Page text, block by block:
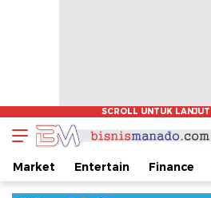
www.bisnismanado.com
Berita Bisnis Sulawesi Utara
Market Entertain Finance